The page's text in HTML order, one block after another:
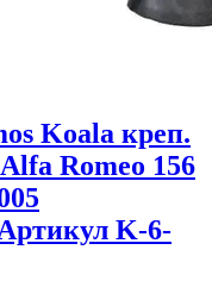
Koala креп.
Romeo 156
K-6-